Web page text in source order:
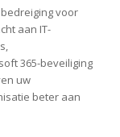
voor
aan IT-
365-beveiliging
uw
beter aan